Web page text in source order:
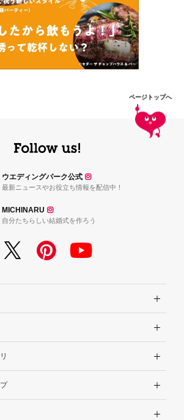
ページトップへ
ウエディングパーク公式
最新ニュースやお役立ち情報を配信中！
MICHINARU
自分たちらしい結婚式を作ろう
ト『ハナレポ』
『ムビレポ』